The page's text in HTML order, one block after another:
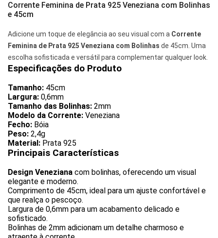
Corrente Feminina de Prata 925 Veneziana com Bolinhas
e 45cm
Adicione um toque de elegância ao seu visual com a Corrente
Feminina de Prata 925 Veneziana com Bolinhas de 45cm. Uma
escolha sofisticada e versátil para complementar qualquer look.
Especificações do Produto
Tamanho: 45cm
Largura: 0,6mm
Tamanho das Bolinhas: 2mm
Modelo da Corrente: Veneziana
Fecho: Bóia
Peso: 2,4g
Material: Prata 925
Principais Características
Design Veneziana com bolinhas, oferecendo um visual
elegante e moderno.
Comprimento de 45cm, ideal para um ajuste confortável e
que realça o pescoço.
Largura de 0,6mm para um acabamento delicado e
sofisticado.
Bolinhas de 2mm adicionam um detalhe charmoso e